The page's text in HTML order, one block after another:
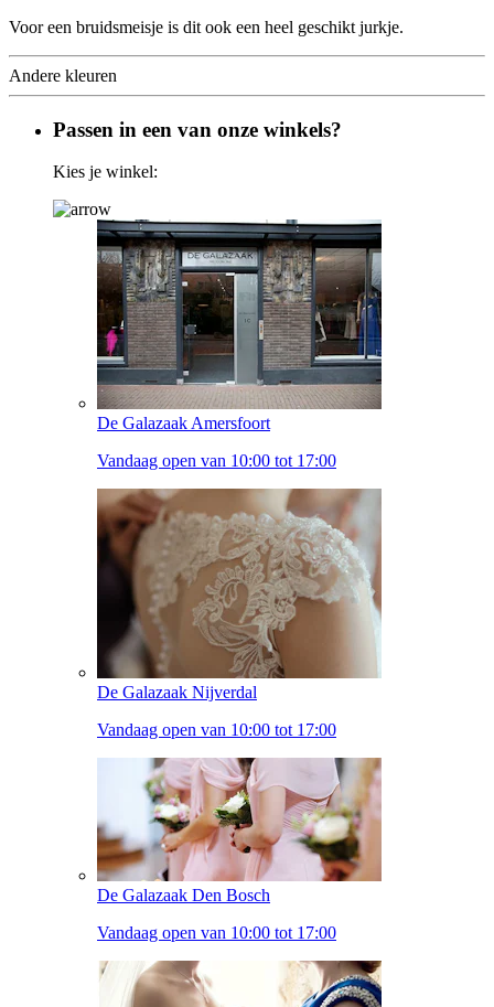
Voor een bruidsmeisje is dit ook een heel geschikt jurkje.
Andere kleuren
Passen in een van onze winkels?
Kies je winkel:
De Galazaak Amersfoort
Vandaag open van 10:00 tot 17:00
De Galazaak Nijverdal
Vandaag open van 10:00 tot 17:00
De Galazaak Den Bosch
Vandaag open van 10:00 tot 17:00